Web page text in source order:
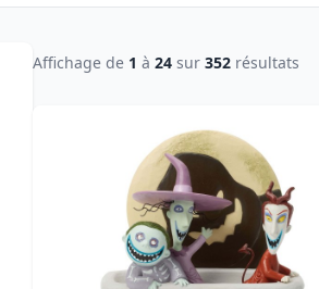
Affichage de 1 à 24 sur 352 résultats